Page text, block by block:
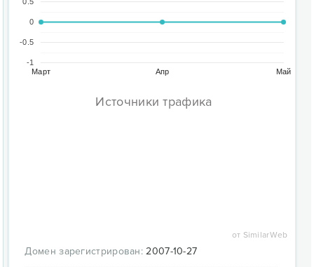
Март Апр Май
-1
-0.5
0
Источники трафика
от SimilarWeb
Домен зарегистрирован: 2007-10-27